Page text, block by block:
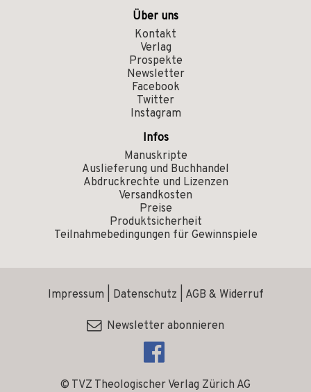
Über uns
Kontakt
Verlag
Prospekte
Newsletter
Facebook
Twitter
Instagram
Infos
Manuskripte
Auslieferung und Buchhandel
Abdruckrechte und Lizenzen
Versandkosten
Preise
Produktsicherheit
Teilnahmebedingungen für Gewinnspiele
© TVZ Theologischer Verlag Zürich AG
Impressum Datenschutz AGB & Widerruf
Newsletter abonnieren